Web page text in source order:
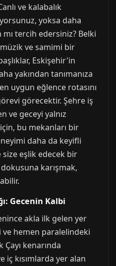
ve kalabalık
yoksa daha
tercih edersiniz? Belki
ve samimi bir
Eskişehir'in
yakından tanımanıza
uygun eğlence rotasını
görecektir. Şehre iş
ve geceyi yalnız
bu mekanları bir
daha da keyifli
eşlik edecek bir
karışmak,
Gecenin Kalbi
akla ilk gelen yer
hemen paralelindeki
Çayı kenarında
iç kısımlarda yer alan